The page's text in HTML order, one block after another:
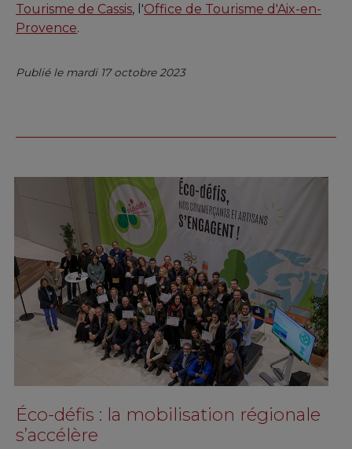
Tourisme de Cassis, l'Office de Tourisme d'Aix-en-
Provence.
Publié le mardi 17 octobre 2023
Éco-défis : la mobilisation régionale
s’accélère